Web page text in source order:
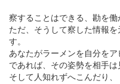
察することはできる、勘を働
ただ、そうして察した情報
す。
あなたがラーメンを自分を
であれば、その姿勢を相手は
そして人知れずへこんだり